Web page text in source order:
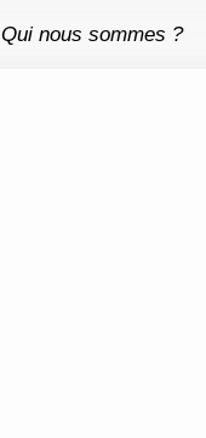
Qui nous sommes ?